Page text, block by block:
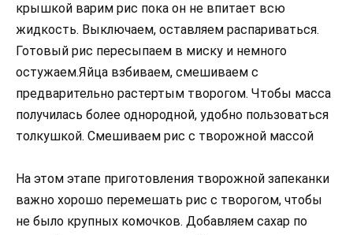
крышкой варим рис пока он не впитает всю
жидкость. Выключаем, оставляем распариваться.
Готовый рис пересыпаем в миску и немного
остужаем.Яйца взбиваем, смешиваем с
предварительно растертым творогом. Чтобы масса
получилась более однородной, удобно пользоваться
толкушкой. Смешиваем рис с творожной массой
На этом этапе приготовления творожной запеканки
важно хорошо перемешать рис с творогом, чтобы
не было крупных комочков. Добавляем сахар по